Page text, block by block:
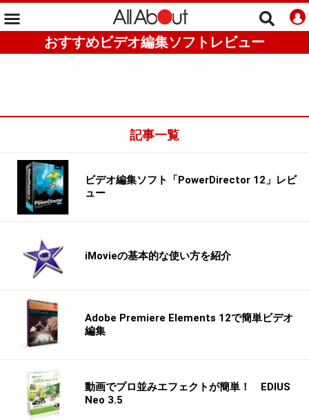
おすすめビデオ編集ソフトレビュー
記事一覧
ビデオ編集ソフト「PowerDirector 12」レビ
ュー
iMovieの基本的な使い方を紹介
Adobe Premiere Elements 12で簡単ビデオ
編集
動画でプロ並みエフェクトが簡単！ EDIUS
Neo 3.5